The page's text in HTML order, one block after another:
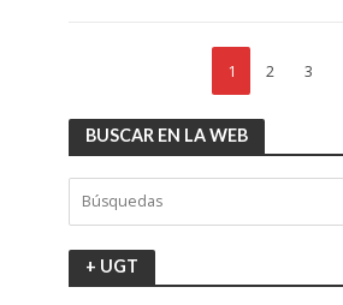
1 2 3
BUSCAR EN LA WEB
+ UGT